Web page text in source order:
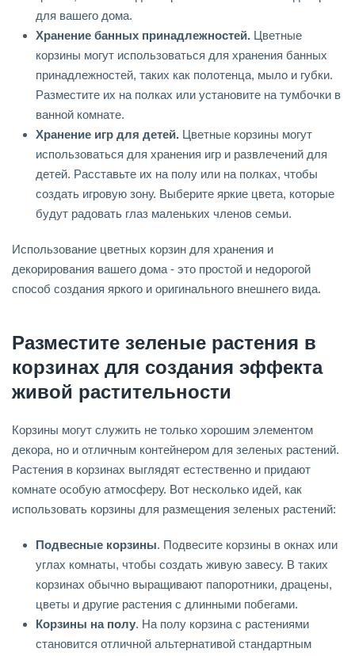
для вашего дома.
Хранение банных принадлежностей. Цветные
корзины могут использоваться для хранения банных
принадлежностей, таких как полотенца, мыло и губки.
Разместите их на полках или установите на тумбочки в
ванной комнате.
Хранение игр для детей. Цветные корзины могут
использоваться для хранения игр и развлечений для
детей. Расставьте их на полу или на полках, чтобы
создать игровую зону. Выберите яркие цвета, которые
будут радовать глаз маленьких членов семьи.
Использование цветных корзин для хранения и
декорирования вашего дома - это простой и недорогой
способ создания яркого и оригинального внешнего вида.
Разместите зеленые растения в
корзинах для создания эффекта
живой растительности
Корзины могут служить не только хорошим элементом
декора, но и отличным контейнером для зеленых растений.
Растения в корзинах выглядят естественно и придают
комнате особую атмосферу. Вот несколько идей, как
использовать корзины для размещения зеленых растений:
Подвесные корзины. Подвесите корзины в окнах или
углах комнаты, чтобы создать живую завесу. В таких
корзинах обычно выращивают папоротники, драцены,
цветы и другие растения с длинными побегами.
Корзины на полу. На полу корзина с растениями
становится отличной альтернативой стандартным